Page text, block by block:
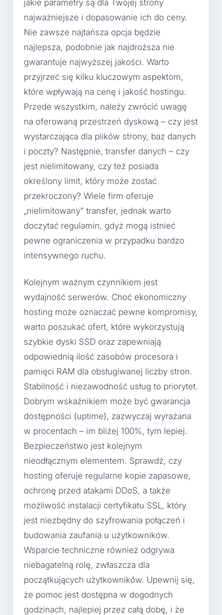
jakie parametry są dla Twojej strony
najważniejsze i dopasowanie ich do ceny.
Nie zawsze najtańsza opcja będzie
najlepsza, podobnie jak najdroższa nie
gwarantuje najwyższej jakości. Warto
przyjrzeć się kilku kluczowym aspektom,
które wpływają na cenę i jakość hostingu.
Przede wszystkim, należy zwrócić uwagę
na oferowaną przestrzeń dyskową – czy jest
wystarczająca dla plików strony, baz danych
i poczty? Następnie, transfer danych – czy
jest nielimitowany, czy też posiada
określony limit, który może zostać
przekroczony? Wiele firm oferuje
„nielimitowany” transfer, jednak warto
doczytać regulamin, gdyż mogą istnieć
pewne ograniczenia w przypadku bardzo
intensywnego ruchu.
Kolejnym ważnym czynnikiem jest
wydajność serwerów. Choć ekonomiczny
hosting może oznaczać pewne kompromisy,
warto poszukać ofert, które wykorzystują
szybkie dyski SSD oraz zapewniają
odpowiednią ilość zasobów procesora i
pamięci RAM dla obsługiwanej liczby stron.
Stabilność i niezawodność usług to priorytet.
Dobrym wskaźnikiem może być gwarancja
dostępności (uptime), zazwyczaj wyrażana
w procentach – im bliżej 100%, tym lepiej.
Bezpieczeństwo jest kolejnym
nieodłącznym elementem. Sprawdź, czy
hosting oferuje regularne kopie zapasowe,
ochronę przed atakami DDoS, a także
możliwość instalacji certyfikatu SSL, który
jest niezbędny do szyfrowania połączeń i
budowania zaufania u użytkowników.
Wsparcie techniczne również odgrywa
niebagatelną rolę, zwłaszcza dla
początkujących użytkowników. Upewnij się,
że pomoc jest dostępna w dogodnych
godzinach, najlepiej przez całą dobę, i że